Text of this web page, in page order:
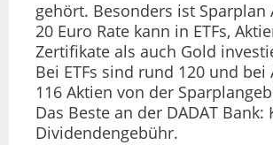
gehört. Besonders ist Sparplan
20 Euro Rate kann in ETFs,
Zertifikate als auch Gold
Bei ETFs sind rund 120 und bei
116 Aktien von der
Das Beste an der DADAT Bank:
Dividendengebühr.